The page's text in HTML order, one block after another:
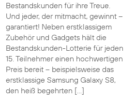
Bestandskunden für ihre Treue.
Und jeder, der mitmacht, gewinnt –
garantiert! Neben erstklassigem
Zubehör und Gadgets hält die
Bestandskunden-Lotterie für jeden
15. Teilnehmer einen hochwertigen
Preis bereit – beispielsweise das
erstklassige Samsung Galaxy S8,
den heiß begehrten […]